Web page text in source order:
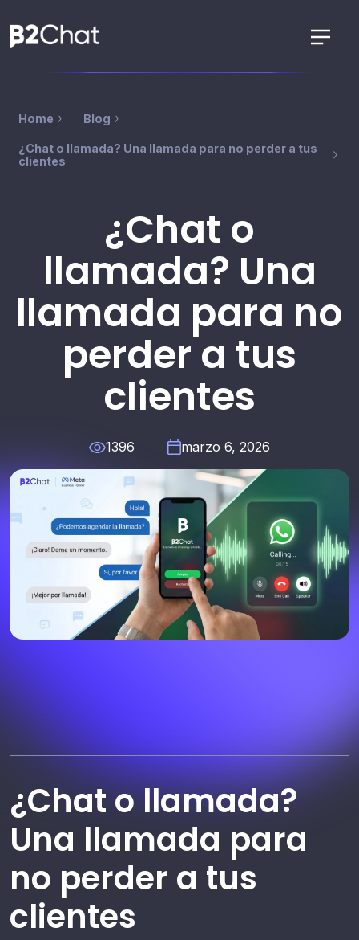
Home Blog
¿Chat o llamada? Una llamada para no perder a tus
clientes
¿Chat o
llamada? Una
llamada para no
perder a tus
clientes
1396 marzo 6, 2026
¿Chat o llamada?
Una llamada para
no perder a tus
clientes